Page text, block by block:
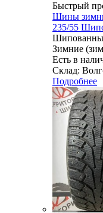
Быстрый
Шины
235/55
Зимние
Есть в
Склад:
Подробнее